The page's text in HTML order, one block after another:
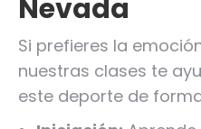
Nevada
Si prefieres la
nuestras clases te
este deporte de